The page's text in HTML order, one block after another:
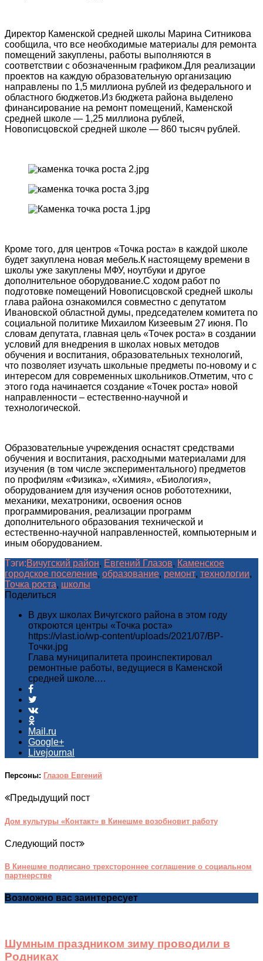
Директор Каменской средней школы Марина Ситникова
сообщила, что все необходимые материалы для ремонта
помещений закуплены, работы выполняются в
соответствии с обозначенным графиком.Для реализации
проектов на каждую образовательную организацию
направлены по 1,5 миллиона рублей из федерального и
областного бюджетов.Из бюджета района выделено
финансирование на ремонт помещений, Каменской
средней школе — 1,25 миллиона рублей,
Новописцовской средней школе — 860 тысяч рублей.
Кроме того, для центров «Точка роста» в каждой школе
будет закуплена новая мебель.К настоящему времени в
школы уже закуплены МФУ, ноутбуки и другое
дополнительное оборудование.С ходом работ по
подготовке помещений Новописцовской средней школы
глава района ознакомился совместно с депутатом
Ивановской областной думы, председателем комитета по
социальной политике Михаилом Кизеевым 27 июня. По
словам депутата, главная цель «Точек роста» в создании
условий для внедрения в школах новых методов
обучения и воспитания, образовательных технологий,
что позволяет изучать школьные предметы по-новому и с
интересом для современных школьников.Отметим, что с
этого года начинается создание «Точек роста» новой
направленности – естественно-научной и
технологической.
Образовательные учреждения оснастят средствами
обучения и воспитания, расходными материалами для
изучения (в том числе экспериментального) предметов
по профилям «Физика», «Химия», «Биология»,
оборудованием для изучения основ робототехники,
механики, мехатроники, освоения основ
программирования, реализации программ
дополнительного образования технической и
естественно-научной направленностей, компьютерным и
иным оборудованием.
Тэги:Вичугский район, Евгений Глазов, Каменское
городское поселение, образование, ремонт, технологии,
Точка роста, школы
Поделиться
В двух школах Вичугского района в этом году
откроются центры «Точка роста»
https://vlast.io/wp-content/uploads/2021/07/ВР-
Точки.jpg
Глава муниципалитета проинспектировал
ремонтные работы, ведущиеся в Каменской
средней школе.…
Mail.ru
Google+
Livejournal
Персоны: Глазов Евгений
Предыдущий пост
Дом культуры «Контакт» в Кинешме возобновит работу
Следующий пост
В Кинешме подписано трехстороннее соглашение о социальном
партнерстве
Возможно вас заинтересует
Шумным праздником зиму проводили в
Родниках